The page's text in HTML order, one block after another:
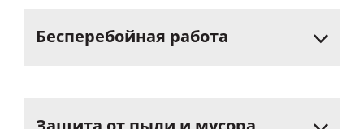
Бесперебойная работа